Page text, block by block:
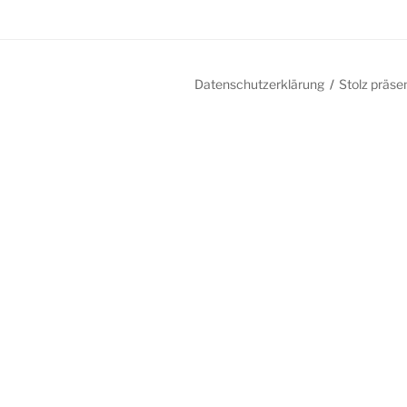
Datenschutzerklärung Stolz